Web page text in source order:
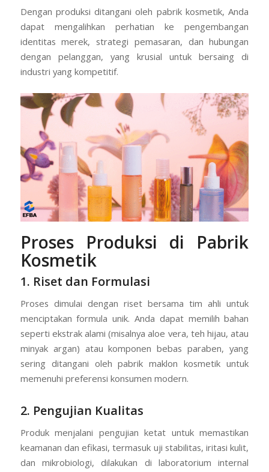
Dengan produksi ditangani oleh pabrik kosmetik, Anda
dapat mengalihkan perhatian ke pengembangan
identitas merek, strategi pemasaran, dan hubungan
dengan pelanggan, yang krusial untuk bersaing di
industri yang kompetitif.
Proses Produksi di Pabrik
Kosmetik
1. Riset dan Formulasi
Proses dimulai dengan riset bersama tim ahli untuk
menciptakan formula unik. Anda dapat memilih bahan
seperti ekstrak alami (misalnya aloe vera, teh hijau, atau
minyak argan) atau komponen bebas paraben, yang
sering ditangani oleh pabrik maklon kosmetik untuk
memenuhi preferensi konsumen modern.
2. Pengujian Kualitas
Produk menjalani pengujian ketat untuk memastikan
keamanan dan efikasi, termasuk uji stabilitas, iritasi kulit,
dan mikrobiologi, dilakukan di laboratorium internal